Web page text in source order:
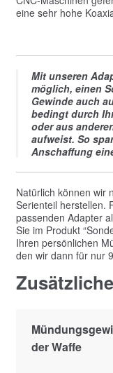
eine sehr hohe
Mit unseren
möglich, einen
Gewinde auch
bedingt durch
oder aus
aufweist. So
Anschaffung
Natürlich können wir
Serienteil herstellen.
passenden Adapter
Sie im Produkt
Ihren persönlichen
den wir dann für nur
der Waffe